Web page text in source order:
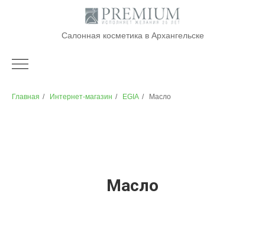
Салонная косметика в Архангельске
Главная / Интернет-магазин / EGIA / Масло
Масло